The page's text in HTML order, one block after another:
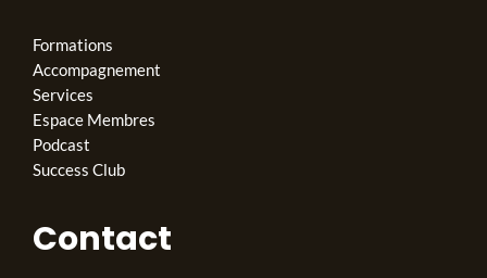
Formations
Accompagnement
Services
Espace Membres
Podcast
Success Club
Contact